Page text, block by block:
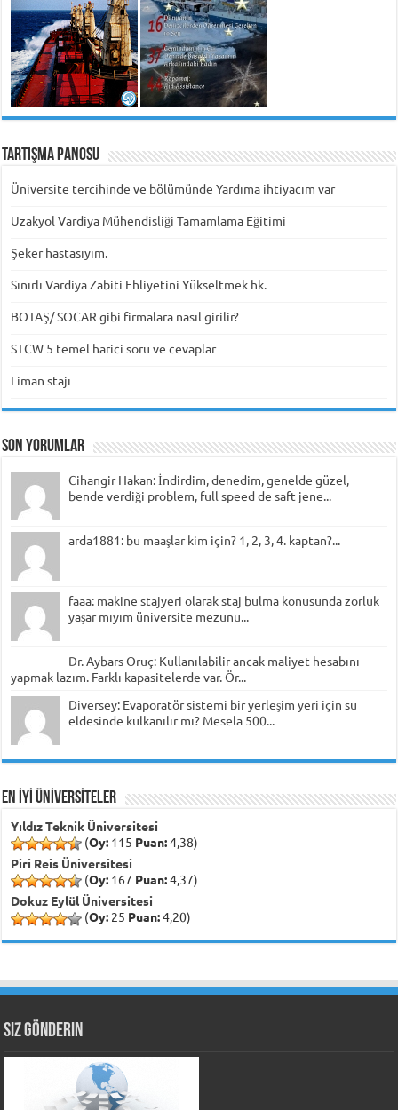
Tartışma Panosu
Üniversite tercihinde ve bölümünde Yardıma ihtiyacım var
Uzakyol Vardiya Mühendisliği Tamamlama Eğitimi
Şeker hastasıyım.
Sınırlı Vardiya Zabiti Ehliyetini Yükseltmek hk.
BOTAŞ/ SOCAR gibi firmalara nasıl girilir?
STCW 5 temel harici soru ve cevaplar
Liman stajı
Son Yorumlar
Cihangir Hakan: İndirdim, denedim, genelde güzel,
bende verdiği problem, full speed de saft jene...
arda1881: bu maaşlar kim için? 1, 2, 3, 4. kaptan?...
faaa: makine stajyeri olarak staj bulma konusunda zorluk
yaşar mıyım üniversite mezunu...
Dr. Aybars Oruç: Kullanılabilir ancak maliyet hesabını
yapmak lazım. Farklı kapasitelerde var. Ör...
Diversey: Evaporatör sistemi bir yerleşim yeri için su
eldesinde kulkanılır mı? Mesela 500...
EN İYİ ÜNİVERSİTELER
Yıldız Teknik Üniversitesi
(Oy: 115 Puan:4,38)
Piri Reis Üniversitesi
(Oy: 167 Puan:4,37)
Dokuz Eylül Üniversitesi
(Oy: 25 Puan:4,20)
Siz Gönderin